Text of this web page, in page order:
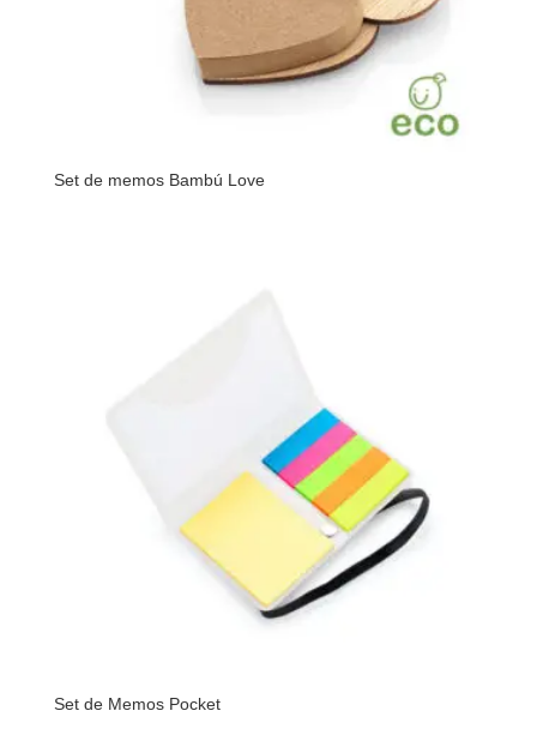
Set de memos Bambú Love
Set de Memos Pocket